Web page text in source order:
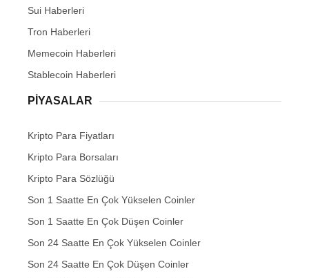
Sui Haberleri
Tron Haberleri
Memecoin Haberleri
Stablecoin Haberleri
PIYASALAR
Kripto Para Fiyatları
Kripto Para Borsaları
Kripto Para Sözlüğü
Son 1 Saatte En Çok Yükselen Coinler
Son 1 Saatte En Çok Düşen Coinler
Son 24 Saatte En Çok Yükselen Coinler
Son 24 Saatte En Çok Düşen Coinler